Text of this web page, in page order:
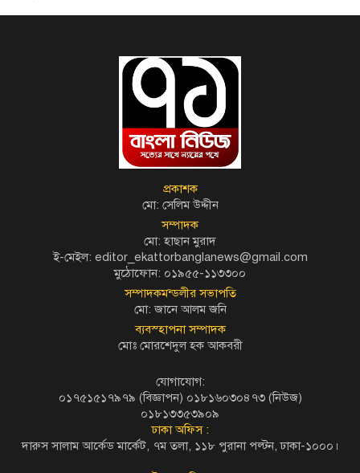
প্রকাশক
মো: সেলিম উদ্দীন
সম্পাদক
মো: হাছান মুরাদ
ই-মেইল: editor_ekattorbanglanews@gmail.com
মুঠোফোন: ০১৯৫৫-১১৩৩০০
সম্পাদকমন্ডলীর সভাপতি
মো: জানে আলম জনি
ব্যবস্হাপনা সম্পাদক
মোঃ মোরশেদুল হক আকবরী
যোগাযোগ:
০১৭৫১৫১৭৯৭৯ (বিজ্ঞাপন) ০১৮১৬০৩০৪৭৩ (নিউজ)
০১৮১৩৩৫৩৯০৯
ঢাকা অফিস :
দারুস সালাম আর্কেড মার্কেট, ৭ম তলা, ১১৮ পুরানা পল্টন, ঢাকা-১০০০।